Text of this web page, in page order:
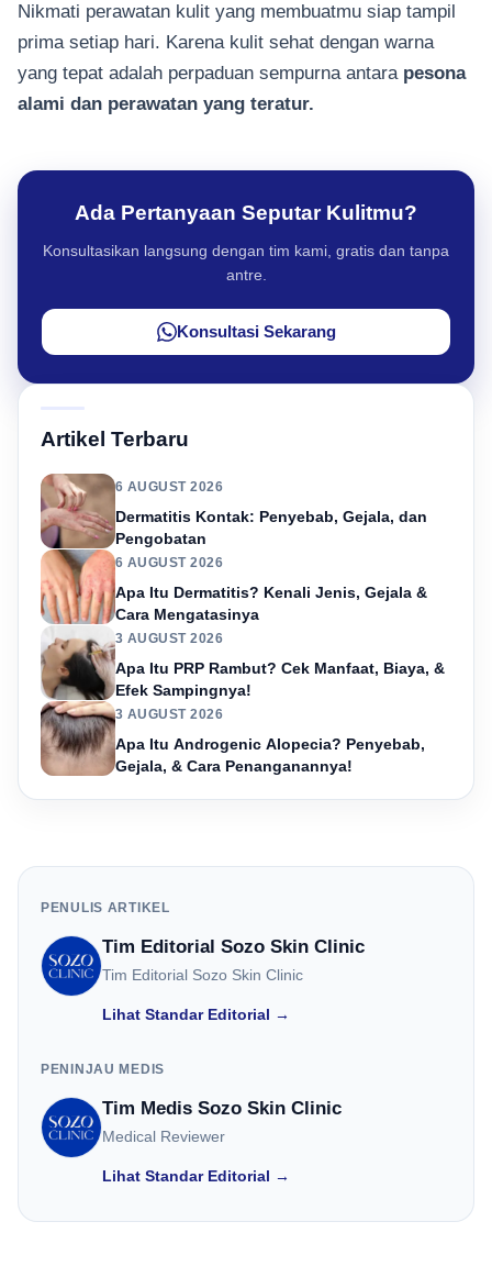
Nikmati perawatan kulit yang membuatmu siap tampil
prima setiap hari. Karena kulit sehat dengan warna
yang tepat adalah perpaduan sempurna antara pesona
alami dan perawatan yang teratur.
Ada Pertanyaan Seputar Kulitmu?
Konsultasikan langsung dengan tim kami, gratis dan tanpa
antre.
Konsultasi Sekarang
Artikel Terbaru
6 AUGUST 2026
Dermatitis Kontak: Penyebab, Gejala, dan
Pengobatan
6 AUGUST 2026
Apa Itu Dermatitis? Kenali Jenis, Gejala &
Cara Mengatasinya
3 AUGUST 2026
Apa Itu PRP Rambut? Cek Manfaat, Biaya, &
Efek Sampingnya!
3 AUGUST 2026
Apa Itu Androgenic Alopecia? Penyebab,
Gejala, & Cara Penanganannya!
PENULIS ARTIKEL
Tim Editorial Sozo Skin Clinic
Tim Editorial Sozo Skin Clinic
Lihat Standar Editorial →
PENINJAU MEDIS
Tim Medis Sozo Skin Clinic
Medical Reviewer
Lihat Standar Editorial →